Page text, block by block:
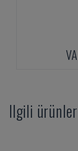
Ilgili ürünler